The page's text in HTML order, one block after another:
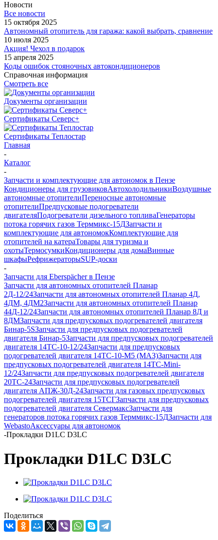
Новости
Все новости
15 октября 2025
Автономный отопитель для гаража: какой выбрать, сравнение
10 июля 2025
Акция! Чехол в подарок
15 апреля 2025
Коды ошибок стояночных автокондиционеров
Справочная информация
Смотреть все
Документы организации
Сертификаты Северс+
Сертификаты Теплостар
Главная
-
Каталог
-
Запчасти и комплектующие для автономок в Пензе
Кондиционеры для грузовиковАвтохолодильникиВоздушные
автономные отопителиПереносные автономные
отопителиПредпусковые подогреватели
двигателяПодогреватели дизельного топливаГенераторы
потока горячих газов Терммикс-15ДЗапчасти и
комплектующие для автономокКомплектующие для
отопителей на катераТовары для туризма и
охотыТермосумкиКондиционеры для домаВинные
шкафыРефрижераторыSUP-доски
-
Запчасти для Eberspächer в Пензе
Запчасти для автономных отопителей Планар
2Д-12/24Запчасти для автономных отопителей Планар 4Д,
4ДМ, 4ДМ2Запчасти для автономных отопителей Планар
44Д-12/24Запчасти для автономных отопителей Планар 8Д и
8ДМЗапчасти для предпусковых подогревателей двигателя
Бинар-5SЗапчасти для предпусковых подогревателей
двигателя Бинар-5Запчасти для предпусковых подогревателей
двигателя 14ТС-10-12/24Запчасти для предпусковых
подогревателей двигателя 14ТС-10-М5 (МАЗ)Запчасти для
предпусковых подогревателей двигателя 14ТС-Mini-
12/24Запчасти для предпусковых подогревателей двигателя
20ТС-24Запчасти для предпусковых подогревателей
двигателя АПЖ-30Д-24Запчасти для газовых предпусковых
подогревателей двигателя 15ТСГЗапчасти для предпусковых
подогревателей двигателя СевермаксЗапчасти для
генераторов потока горячих газов Терммикс-15ДЗапчасти для
WebastoАксессуары для автономок
-Прокладки D1LC D3LC
Прокладки D1LC D3LC
Поделиться